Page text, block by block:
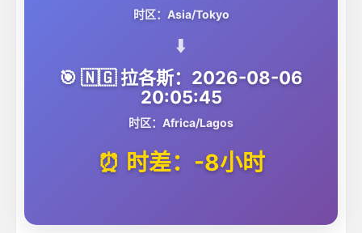
时区：Asia/Tokyo
⬇️
🎯 🇳🇬 拉各斯：2026-08-06
20:05:45
时区：Africa/Lagos
⏰ 时差：-8小时